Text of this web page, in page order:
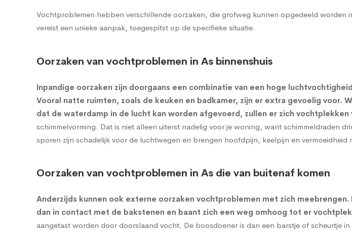
Vochtproblemen hebben verschillende oorzaken, die grofweg kunnen opgedeeld
vereist een unieke aanpak, toegespitst op de specifieke situatie.
Oorzaken van vochtproblemen in As binnenshuis
Inpandige oorzaken zijn doorgaans een combinatie van een hoge
Vooral natte ruimten, zoals de keuken en badkamer, zijn er extra gevoelig
dat de waterdamp in de lucht kan worden afgevoerd, zullen er zich vochtplekken
schimmelvorming. Dat is niet alleen uiterst nadelig voor je woning, want schimmeldraden
sporen zijn schadelijk voor de luchtwegen en brengen hoofdpijn, keelpijn en vermoeidheid
Oorzaken van vochtproblemen in As die van buitenaf komen
Anderzijds kunnen ook externe oorzaken vochtproblemen met zich meebrengen.
dan in contact met de bakstenen en baant zich een weg omhoog tot er
aangetast worden door doorslaand vocht. De boosdoener is dan een barstje of scheurtje